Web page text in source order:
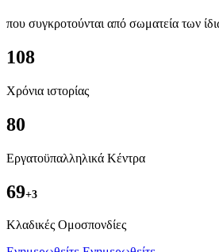
που συγκροτούνται από σωματεία των
108
Χρόνια ιστορίας
80
Εργατοϋπαλληλικά Κέντρα
69+3
Kλαδικές Ομοσπονδίες